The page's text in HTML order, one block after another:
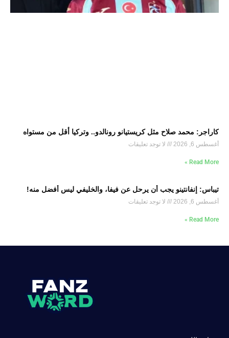
كاراجر: محمد صلاح مثل كريستيانو رونالدو.. وتركيا أقل من مستواه
أغسطس 6, 2026 لا توجد تعليقات
Read More »
تيباس: إنفانتينو يجب أن يرحل عن فيفا، والخليفي ليس أفضل منه!
أغسطس 6, 2026 لا توجد تعليقات
Read More »